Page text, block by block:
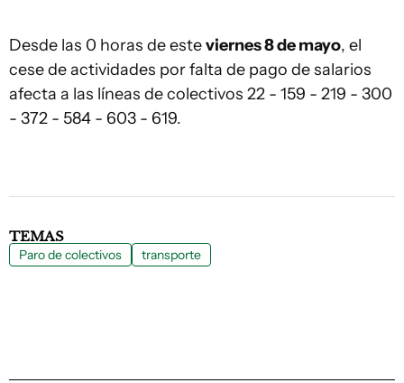
Desde las 0 horas de esteviernes 8 de mayo, el
cese de actividades por falta de pago de salarios
afecta a las líneas de colectivos 22 - 159 - 219 - 300
- 372 - 584 - 603 - 619.
TEMAS
Paro de colectivos transporte